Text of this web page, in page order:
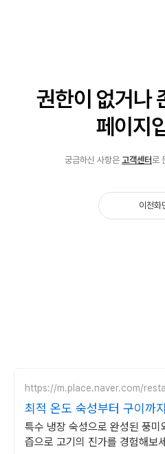
https://m.place.naver.com/
최적 온도 숙성부터 구이까
는 고기 식감의 미학
특수 냉장 숙성으로 완성된 풍미
즙으로 고기의 진가를 경험해보